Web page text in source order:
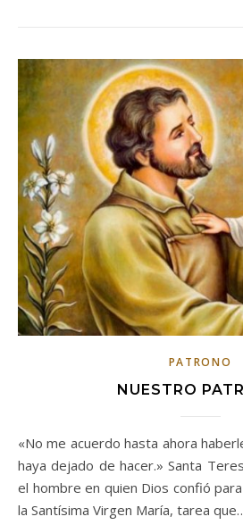
PATRONO
NUESTRO
«No me acuerdo hasta ahora haberle suplicado cosa que la
haya dejado de hacer.» Santa
el hombre en quien Dios confió
la Santísima Virgen María, tarea